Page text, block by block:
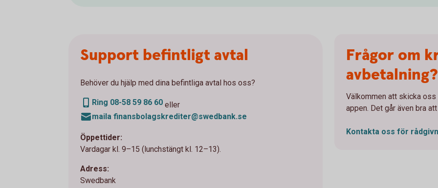
Support befintligt avtal
Behöver du hjälp med dina befintliga avtal hos oss?
Ring 08-58 59 86 60 eller
maila finansbolagskrediter@swedbank.se
Öppettider:
Vardagar kl. 9–15 (lunchstängt kl. 12–13).
Adress:
Swedbank
Frågor om
avbetalning?
Välkommen att skicka
appen. Det går även bra
Kontakta oss för